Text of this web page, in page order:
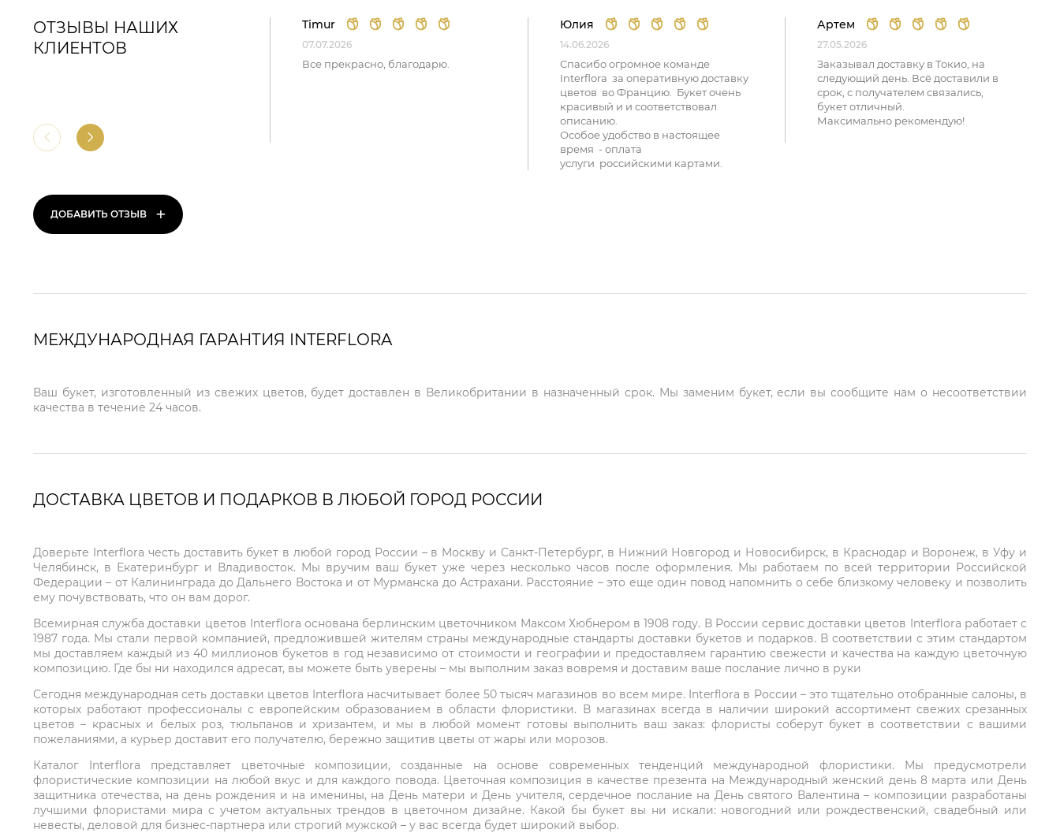
ОТЗЫВЫ НАШИХ
КЛИЕНТОВ
ДОБАВИТЬ ОТЗЫВ +
Timur
07.07.2026
Все прекрасно, благодарю.
Юлия
14.06.2026
Спасибо огромное команде
Interflora за оперативную доставку
цветов во Францию. Букет очень
красивый и и соответствовал
описанию.
Особое удобство в настоящее
время - оплата
услуги российскими картами.
Артем
27.05.2026
Заказывал доставку в Токио, на
следующий день. Всё доставили в
срок, с получателем связались,
букет отличный.
Максимально рекомендую!
МЕЖДУНАРОДНАЯ ГАРАНТИЯ INTERFLORA
Ваш букет, изготовленный из свежих цветов, будет доставлен в Великобритании в назначенный срок. Мы заменим букет, если вы сообщите нам о несоответствии
качества в течение 24 часов.
ДОСТАВКА ЦВЕТОВ И ПОДАРКОВ В ЛЮБОЙ ГОРОД РОССИИ
Доверьте Interflora честь доставить букет в любой город России – в Москву и Санкт-Петербург, в Нижний Новгород и Новосибирск, в Краснодар и Воронеж, в Уфу и
Челябинск, в Екатеринбург и Владивосток. Мы вручим ваш букет уже через несколько часов после оформления. Мы работаем по всей территории Российской
Федерации – от Калининграда до Дальнего Востока и от Мурманска до Астрахани. Расстояние – это еще один повод напомнить о себе близкому человеку и позволить
ему почувствовать, что он вам дорог.
Всемирная служба доставки цветов Interflora основана берлинским цветочником Максом Хюбнером в 1908 году. В России сервис доставки цветов Interflora работает с
1987 года. Мы стали первой компанией, предложившей жителям страны международные стандарты доставки букетов и подарков. В соответствии с этим стандартом
мы доставляем каждый из 40 миллионов букетов в год независимо от стоимости и географии и предоставляем гарантию свежести и качества на каждую цветочную
композицию. Где бы ни находился адресат, вы можете быть уверены – мы выполним заказ вовремя и доставим ваше послание лично в руки
Сегодня международная сеть доставки цветов Interflora насчитывает более 50 тысяч магазинов во всем мире. Interflora в России – это тщательно отобранные салоны, в
которых работают профессионалы с европейским образованием в области флористики. В магазинах всегда в наличии широкий ассортимент свежих срезанных
цветов – красных и белых роз, тюльпанов и хризантем, и мы в любой момент готовы выполнить ваш заказ: флористы соберут букет в соответствии с вашими
пожеланиями, а курьер доставит его получателю, бережно защитив цветы от жары или морозов.
Каталог Interflora представляет цветочные композиции, созданные на основе современных тенденций международной флористики. Мы предусмотрели
флористические композиции на любой вкус и для каждого повода. Цветочная композиция в качестве презента на Международный женский день 8 марта или День
защитника отечества, на день рождения и на именины, на День матери и День учителя, сердечное послание на День святого Валентина – композиции разработаны
лучшими флористами мира с учетом актуальных трендов в цветочном дизайне. Какой бы букет вы ни искали: новогодний или рождественский, свадебный или
невесты, деловой для бизнес-партнера или строгий мужской – у вас всегда будет широкий выбор.